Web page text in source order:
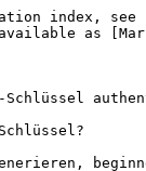
index,
as
Schlüssel